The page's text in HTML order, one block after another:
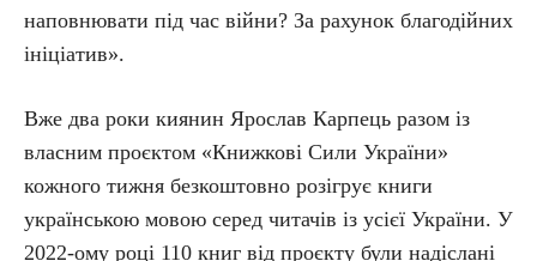
наповнювати під час війни? За рахунок благодійних
ініціатив».
Вже два роки киянин Ярослав Карпець разом із
власним проєктом «Книжкові Сили України»
кожного тижня безкоштовно розігрує книги
українською мовою серед читачів із усієї України. У
2022-ому році 110 книг від проєкту були надіслані